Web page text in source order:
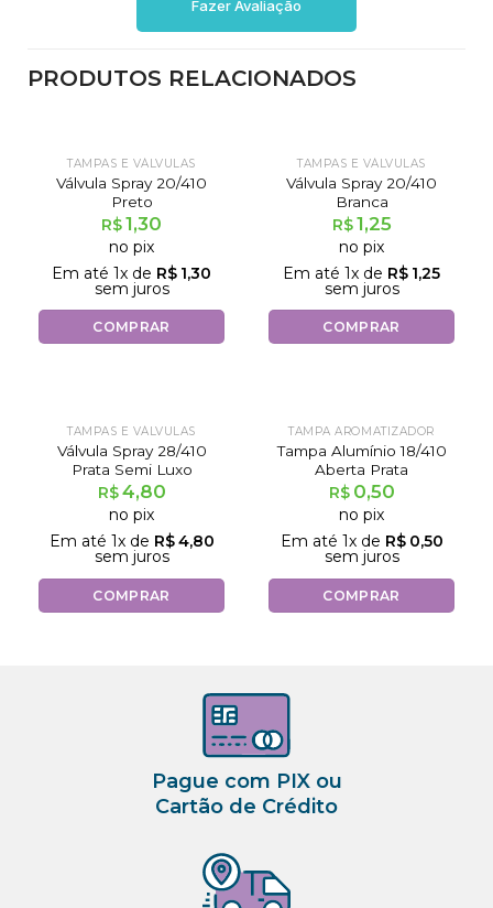
Fazer Avaliação
PRODUTOS RELACIONADOS
TAMPAS E VÁLVULAS
Válvula Spray 20/410
Preto
R$1,30
no pix
Em até 1x de R$ 1,30
sem juros
COMPRAR
TAMPAS E VÁLVULAS
Válvula Spray 20/410
Branca
R$1,25
no pix
Em até 1x de R$ 1,25
sem juros
COMPRAR
TAMPAS E VÁLVULAS
Válvula Spray 28/410
Prata Semi Luxo
R$4,80
no pix
Em até 1x de R$4,80
sem juros
COMPRAR
TAMPA AROMATIZADOR
Tampa Alumínio 18/410
Aberta Prata
R$ 0,50
no pix
Em até 1x de R$ 0,50
sem juros
COMPRAR
Pague com PIX ou
Cartão de Crédito